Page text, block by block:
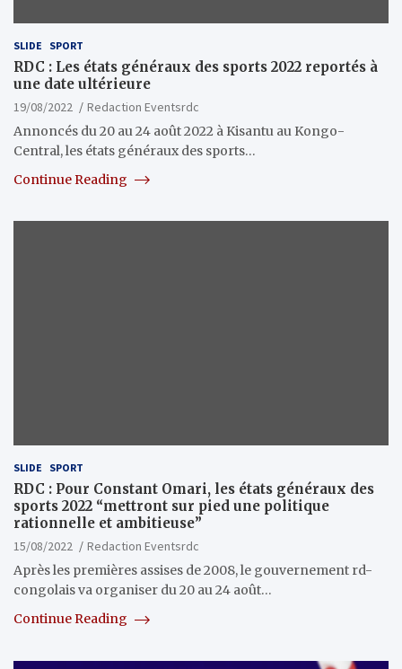
SLIDE SPORT
RDC : Les états généraux des sports 2022 reportés à
une date ultérieure
19/08/2022
Redaction Eventsrdc
Annoncés du 20 au 24 août 2022 à Kisantu au Kongo-
Central, les états généraux des sports…
Continue Reading
SLIDE SPORT
RDC : Pour Constant Omari, les états généraux des
sports 2022 “mettront sur pied une politique
rationnelle et ambitieuse”
15/08/2022
Redaction Eventsrdc
Après les premières assises de 2008, le gouvernement rd-
congolais va organiser du 20 au 24 août…
Continue Reading